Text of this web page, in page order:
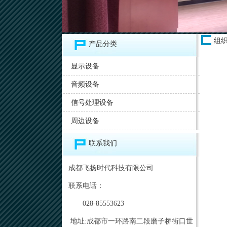
产品分类
显示设备
音频设备
信号处理设备
周边设备
联系我们
成都飞扬时代科技有限公司
联系电话：
028-85553623
地址:成都市一环路南二段磨子桥街口世
组